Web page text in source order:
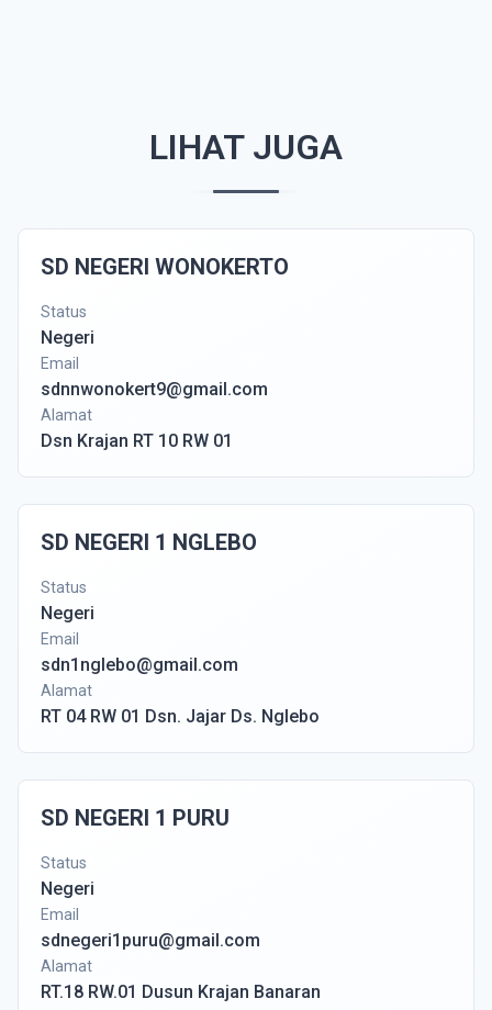
LIHAT JUGA
SD NEGERI WONOKERTO
Status
Negeri
Email
sdnnwonokert9@gmail.com
Alamat
Dsn Krajan RT 10 RW 01
SD NEGERI 1 NGLEBO
Status
Negeri
Email
sdn1nglebo@gmail.com
Alamat
RT 04 RW 01 Dsn. Jajar Ds. Nglebo
SD NEGERI 1 PURU
Status
Negeri
Email
sdnegeri1puru@gmail.com
Alamat
RT.18 RW.01 Dusun Krajan Banaran